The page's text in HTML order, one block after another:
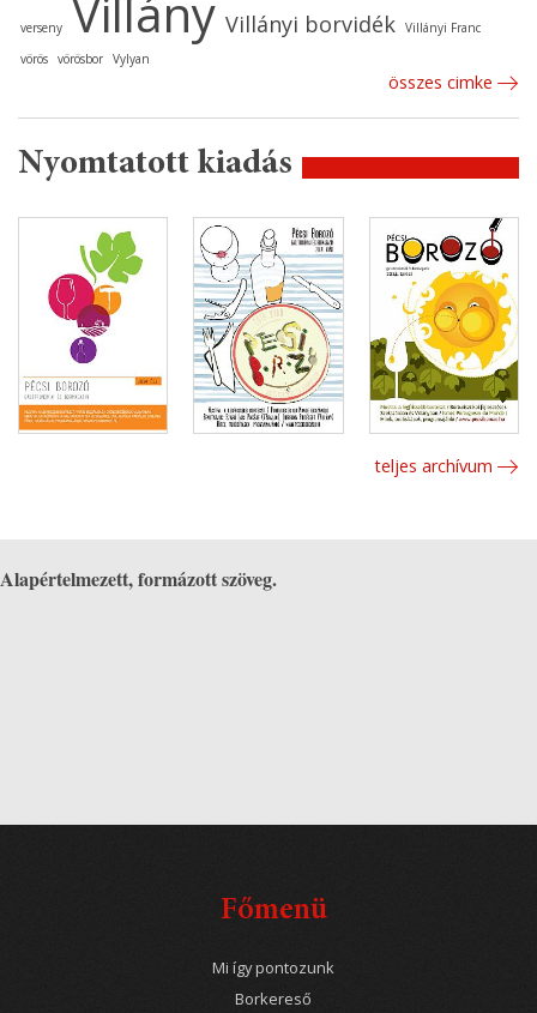
verseny Villány Villányi borvidék Villányi Franc
vörös vörösbor Vylyan
összes cimke
Nyomtatott kiadás
teljes archívum
Alapértelmezett, formázott szöveg.
Főmenü
Mi így pontozunk
Borkereső